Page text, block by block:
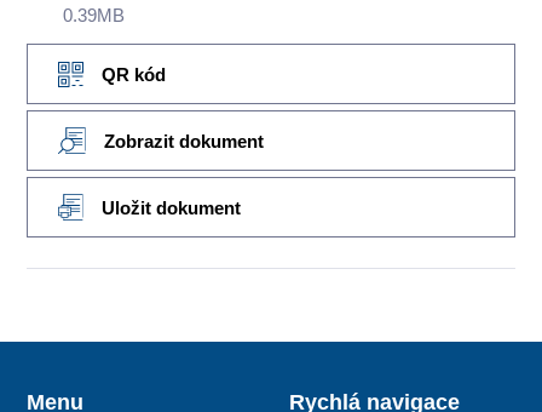
0.39MB
QR kód
Zobrazit dokument
Uložit dokument
Menu Rychlá navigace